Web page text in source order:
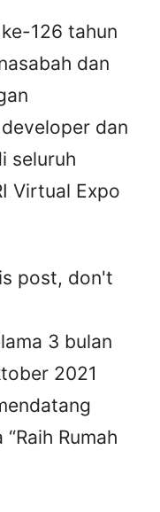
126 tahun
dan
dan
seluruh
Virtual Expo
post, don't
3 bulan
2021
Rumah